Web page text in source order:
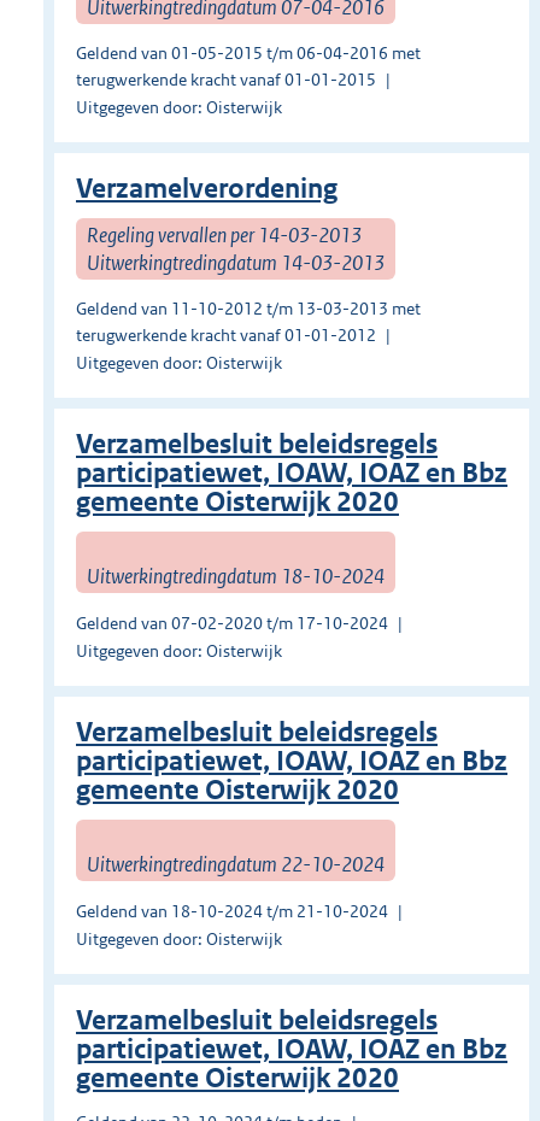
Uitwerkingtredingdatum 07-04-2016
Geldend van 01-05-2015 t/m 06-04-2016 met
terugwerkende kracht vanaf 01-01-2015
Uitgegeven door: Oisterwijk
Verzamelverordening
Regeling vervallen per 14-03-2013
Uitwerkingtredingdatum 14-03-2013
Geldend van 11-10-2012 t/m 13-03-2013 met
terugwerkende kracht vanaf 01-01-2012
Uitgegeven door: Oisterwijk
Verzamelbesluit beleidsregels
participatiewet, IOAW, IOAZ en Bbz
gemeente Oisterwijk 2020
Uitwerkingtredingdatum 18-10-2024
Geldend van 07-02-2020 t/m 17-10-2024
Uitgegeven door: Oisterwijk
Verzamelbesluit beleidsregels
participatiewet, IOAW, IOAZ en Bbz
gemeente Oisterwijk 2020
Uitwerkingtredingdatum 22-10-2024
Geldend van 18-10-2024 t/m 21-10-2024
Uitgegeven door: Oisterwijk
Verzamelbesluit beleidsregels
participatiewet, IOAW, IOAZ en Bbz
gemeente Oisterwijk 2020